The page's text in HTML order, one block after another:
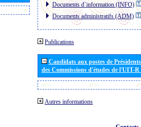
Documents d´information (INFO)
Documents administratifs (ADM)
Publications
Candidats aux postes de
des Commissions d'études de l'UIT-
Autres informations